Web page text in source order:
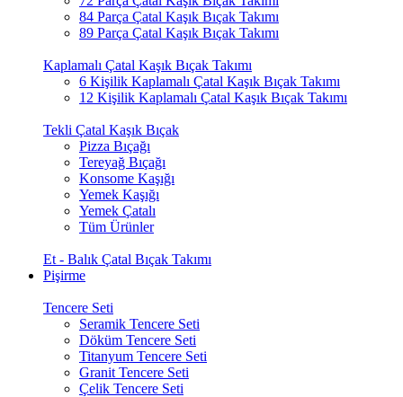
84 Parça Çatal Kaşık Bıçak Takımı
89 Parça Çatal Kaşık Bıçak Takımı
Kaplamalı Çatal Kaşık Bıçak Takımı
6 Kişilik Kaplamalı Çatal Kaşık Bıçak Takımı
12 Kişilik Kaplamalı Çatal Kaşık Bıçak Takımı
Tekli Çatal Kaşık Bıçak
Pizza Bıçağı
Tereyağ Bıçağı
Konsome Kaşığı
Yemek Kaşığı
Yemek Çatalı
Tüm Ürünler
Et - Balık Çatal Bıçak Takımı
Pişirme
Tencere Seti
Seramik Tencere Seti
Döküm Tencere Seti
Titanyum Tencere Seti
Granit Tencere Seti
Çelik Tencere Seti